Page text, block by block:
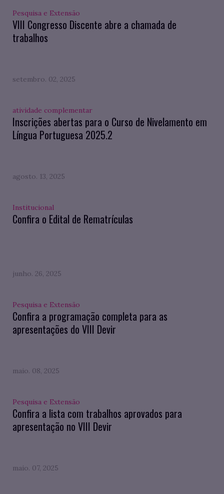
Pesquisa e Extensão
VIII Congresso Discente abre a chamada de
trabalhos
setembro. 02, 2025
atividade complementar
Inscrições abertas para o Curso de Nivelamento em
Língua Portuguesa 2025.2
agosto. 13, 2025
Institucional
Confira o Edital de Rematrículas
junho. 26, 2025
Pesquisa e Extensão
Confira a programação completa para as
apresentações do VIII Devir
maio. 08, 2025
Pesquisa e Extensão
Confira a lista com trabalhos aprovados para
apresentação no VIII Devir
maio. 07, 2025